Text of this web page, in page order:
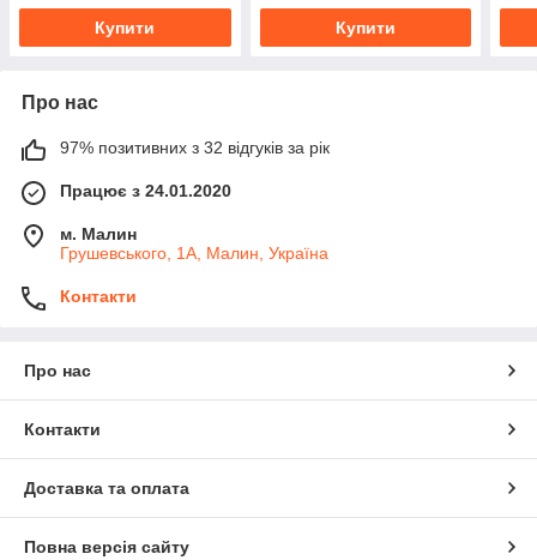
Купити Купити
Про нас
97% позитивних з 32 відгуків за рік
Працює з 24.01.2020
м. Малин
Грушевського, 1А, Малин, Україна
Контакти
Про нас
Контакти
Доставка та оплата
Повна версія сайту